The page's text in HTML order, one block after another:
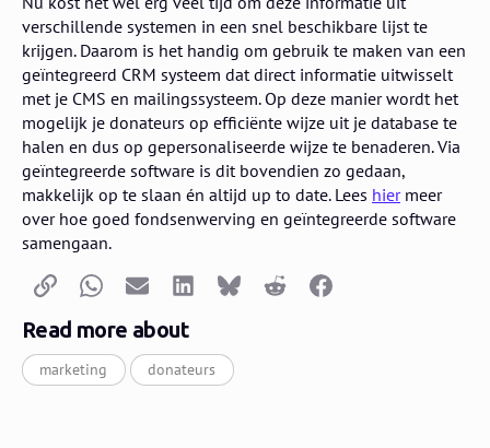
verschillende systemen in een snel beschikbare lijst te
krijgen. Daarom is het handig om gebruik te maken van een
geïntegreerd CRM systeem dat direct informatie uitwisselt
met je CMS en mailingssysteem. Op deze manier wordt het
mogelijk je donateurs op efficiënte wijze uit je database te
halen en dus op gepersonaliseerde wijze te benaderen. Via
geïntegreerde software is dit bovendien zo gedaan,
makkelijk op te slaan én altijd up to date. Lees hiermeer
over hoe goed fondsenwerving en geïntegreerde software
samengaan.
Copy linkWhatsappEmail LinkedInBlueskyReddit Facebook
Read more about
marketing donateurs